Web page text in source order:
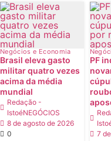
Negócios e Economia
Brasil eleva gasto
militar quatro vezes
acima da média
mundial
Redação -
IstoéNEGÓCIOS
8 de agosto de 2026
0
PF
7